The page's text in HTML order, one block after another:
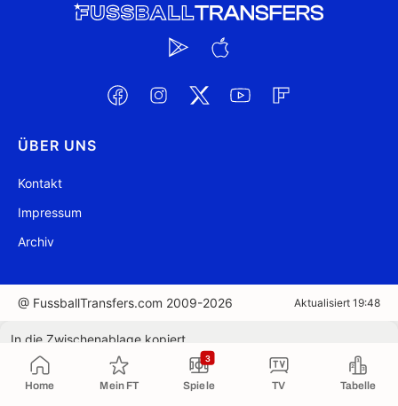
Home Mein FT Spiele
3
TV Tabelle
ÜBER UNS
Kontakt
Impressum
Archiv
@ FussballTransfers.com 2009-2026 Aktualisiert 19:48
In die Zwischenablage kopiert